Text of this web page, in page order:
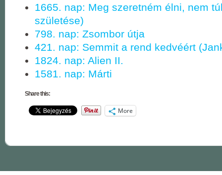
1665. nap: Meg szeretném élni, nem
születése)
798. nap: Zsombor útja
421. nap: Semmit a rend kedvéért
1824. nap: Alien II.
1581. nap: Márti
Share this:
More